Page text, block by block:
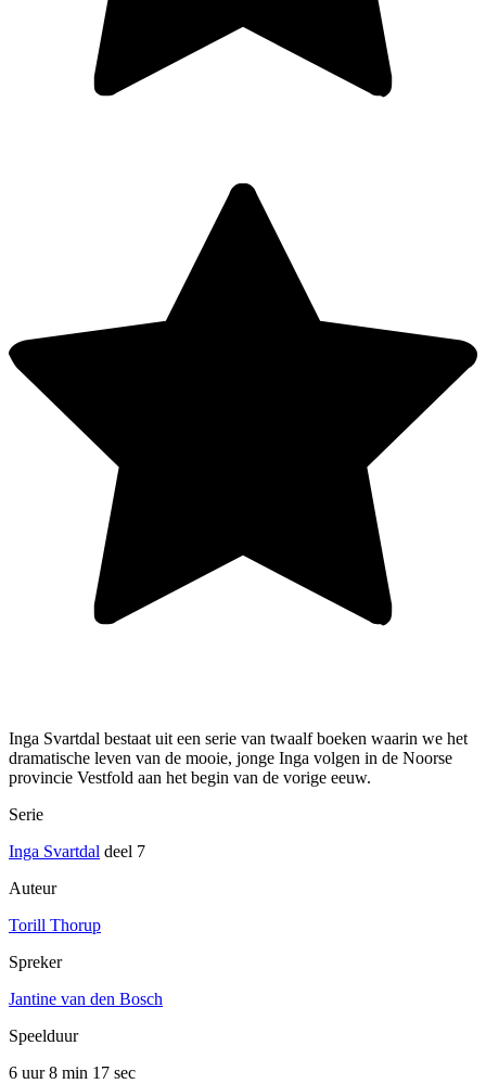
Inga Svartdal bestaat uit een serie van twaalf boeken waarin we het
dramatische leven van de mooie, jonge Inga volgen in de Noorse
provincie Vestfold aan het begin van de vorige eeuw.
Serie
Inga Svartdal deel 7
Auteur
Torill Thorup
Spreker
Jantine van den Bosch
Speelduur
6 uur 8 min 17 sec